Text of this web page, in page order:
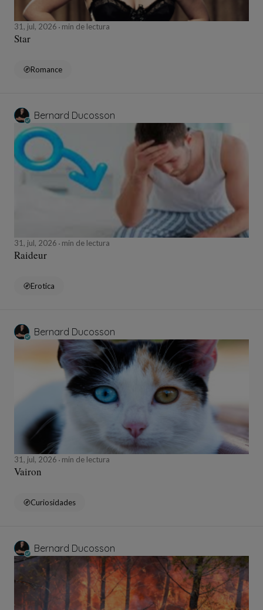
31, jul, 2026 min de lectura
Star
Romance
Bernard Ducosson
31, jul, 2026 min de lectura
Raideur
Erotica
Bernard Ducosson
31, jul, 2026 min de lectura
Vairon
Curiosidades
Bernard Ducosson